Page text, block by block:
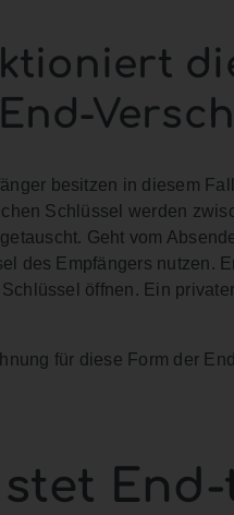
besitzen in diesem
Schlüssel werden
Geht vom
des Empfängers nutzen.
öffnen. Ein
für diese Form der